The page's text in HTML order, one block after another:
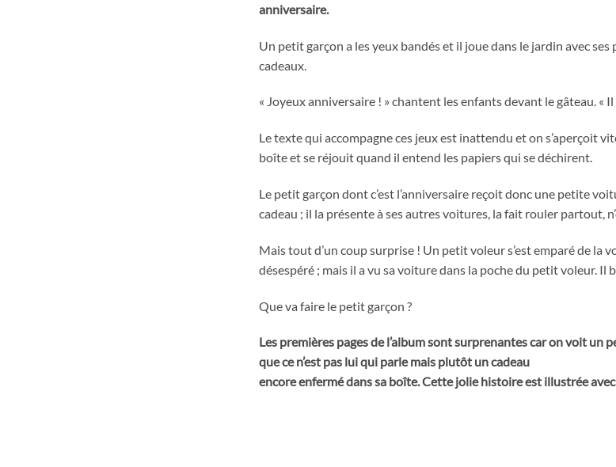
anniversaire.
Un petit garçon a les yeux bandés et il joue dans le jardin avec
cadeaux.
« Joyeux anniversaire ! » chantent les enfants devant le gâteau. «
Le texte qui accompagne ces jeux est inattendu et on s’aperçoit
boîte et se réjouit quand il entend les papiers qui se déchirent.
Le petit garçon dont c’est l’anniversaire reçoit donc une petite
cadeau ; il la présente à ses autres voitures, la fait rouler partout,
Mais tout d’un coup surprise ! Un petit voleur s’est emparé de la
désespéré ; mais il a vu sa voiture dans la poche du petit voleur.
Que va faire le petit garçon ?
Les premières pages de l’album sont surprenantes car on voit
que ce n’est pas lui qui parle mais plutôt un cadeau
encore enfermé dans sa boîte. Cette jolie histoire est illustrée